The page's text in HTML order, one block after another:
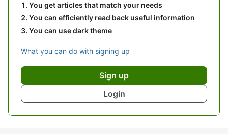
You get articles that match your needs
You can efficiently read back useful information
You can use dark theme
What you can do with signing up
Sign up
Login